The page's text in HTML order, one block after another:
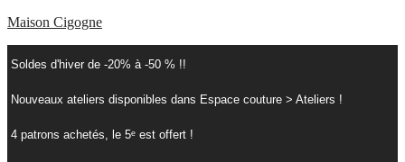
Maison Cigogne
Soldes d'hiver de -20% à -50 % !!
Nouveaux ateliers disponibles dans Espace couture > Ateliers !
4 patrons achetés, le 5ᵉ est offert !